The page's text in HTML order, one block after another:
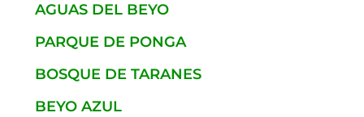
AGUAS DEL BEYO
PARQUE DE PONGA
BOSQUE DE TARANES
BEYO AZUL